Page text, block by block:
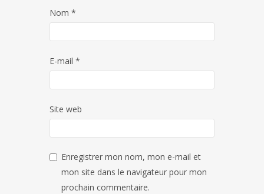
Nom *
E-mail *
Site web
Enregistrer mon nom, mon e-mail et
mon site dans le navigateur pour mon
prochain commentaire.